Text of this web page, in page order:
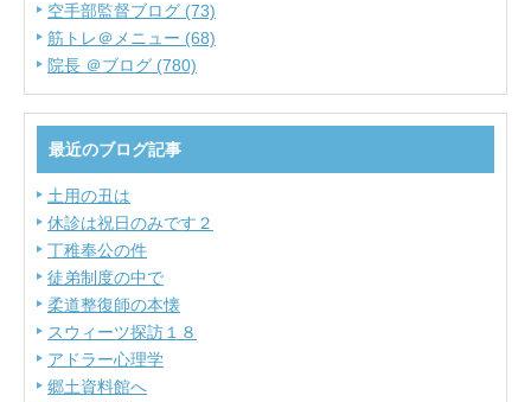
空手部監督ブログ (73)
筋トレ＠メニュー (68)
院長 ＠ブログ (780)
最近のブログ記事
土用の丑は
休診は祝日のみです２
丁稚奉公の件
徒弟制度の中で
柔道整復師の本懐
スウィーツ探訪１８
アドラー心理学
郷土資料館へ